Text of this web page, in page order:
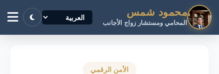
محمود شمس
المحامي ومستشار زواج الأجانب
الأمن الرقمي